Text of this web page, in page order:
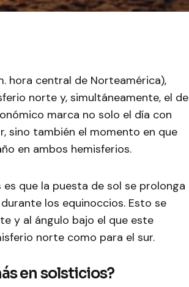
hora central de Norteamérica),
norte y, simultáneamente, el de
marca no solo el día con
sino también el momento en que
en ambos hemisferios.
que la puesta de sol se prolonga
los equinoccios. Esto se
y al ángulo bajo el que este
norte como para el sur.
en solsticios?